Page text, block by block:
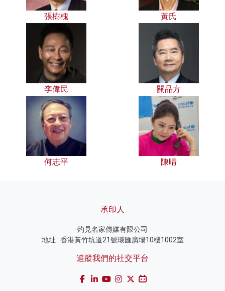
張樹槐 黃氏
李偉民 關品方
何志平 陳晴
承印人
灼見名家傳媒有限公司
地址 : 香港黃竹坑道21號環匯廣場10樓1002室
追蹤我們的社交平台